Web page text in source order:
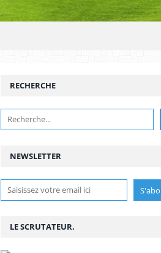
NEWSLETTER
RECHERCHE
LE SCRUTATEUR.